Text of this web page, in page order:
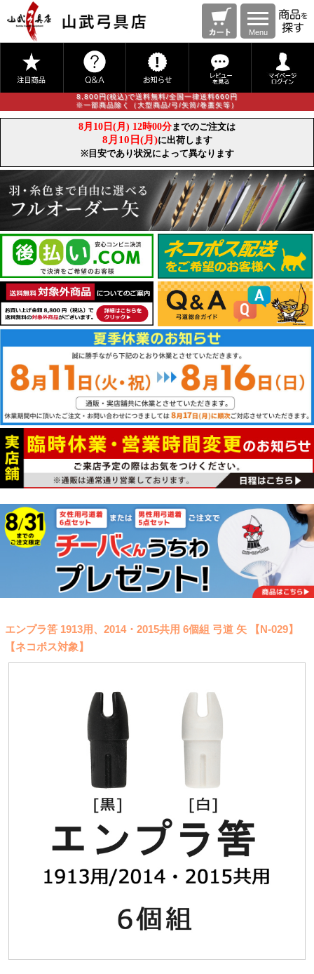
Menu
8,800円(税込)で送料無料/全国一律送料660円
※一部商品除く（大型商品/弓/矢筒/巻藁矢等）
エンプラ筈 1913用、2014・2015共用 6個組 弓道 矢 【N-029】
【ネコポス対象】